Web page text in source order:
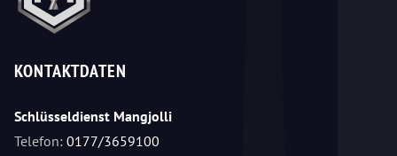
KONTAKTDATEN
Schlüsseldienst Mangjolli
Telefon: 0177/3659100